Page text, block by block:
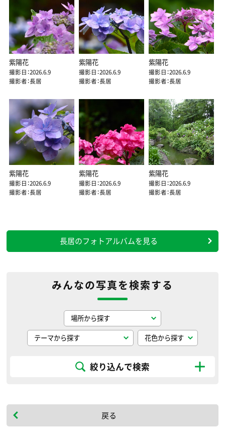
紫陽花
撮影日：2026.6.9
撮影者：長居
紫陽花
撮影日：2026.6.9
撮影者：長居
紫陽花
撮影日：2026.6.9
撮影者：長居
紫陽花
撮影日：2026.6.9
撮影者：長居
紫陽花
撮影日：2026.6.9
撮影者：長居
紫陽花
撮影日：2026.6.9
撮影者：長居
長居のフォトアルバムを見る
みんなの写真を検索する
絞り込んで検索
戻る